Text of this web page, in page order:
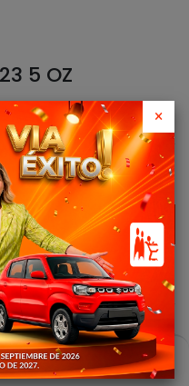
0
Carro Cuenta
5 OZ
×